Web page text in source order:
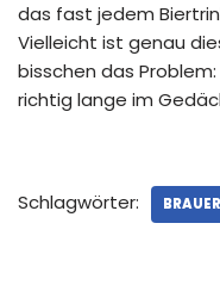
das fast jedem
Vielleicht ist genau
bisschen das
richtig lange im
Schlagwörter: